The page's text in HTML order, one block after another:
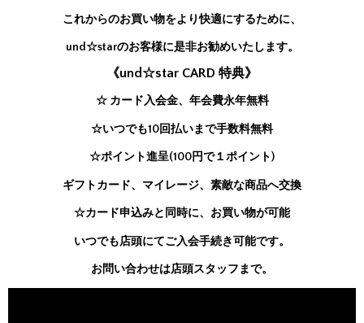
これからのお買い物をより快適にするために、
und☆starのお客様に是非お勧めいたします。
《und☆star CARD 特典》
☆ カード入会金、年会費永年無料
☆いつでも10回払いまで手数料無料
☆ポイント進呈(100円で１ポイント)
ギフトカード、マイレージ、素敵な商品へ交換
☆カード申込みと同時に、お買い物が可能
いつでも店頭にてご入会手続き可能です。
お問い合わせは店頭スタッフまで。